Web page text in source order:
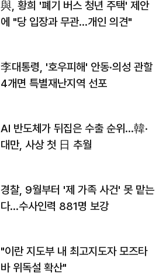
與, 황희 '폐기 버스 청년 주택' 제안
에 "당 입장과 무관…개인 의견"
李대통령, '호우피해' 안동·의성 관할
4개면 특별재난지역 선포
AI 반도체가 뒤집은 수출 순위…韓·
대만, 사상 첫 日 추월
경찰, 9월부터 '제 가족 사건' 못 맡는
다…수사인력 881명 보강
"이란 지도부 내 최고지도자 모즈타
바 위독설 확산"